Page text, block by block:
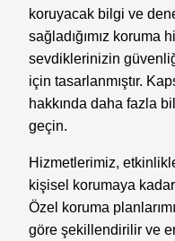
koruyacak bilgi ve
sağladığımız koruma
sevdiklerinizin
için tasarlanmıştır.
hakkında daha fazla
geçin.
Hizmetlerimiz,
kişisel korumaya
Özel koruma
göre şekillendirilir ve